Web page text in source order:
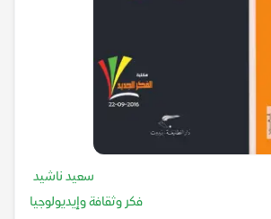
سعيد ناشيد
فكر وثقافة وإيديولوجيا